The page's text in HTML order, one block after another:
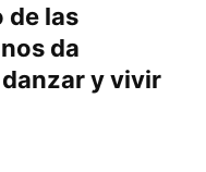
de las
da
y vivir